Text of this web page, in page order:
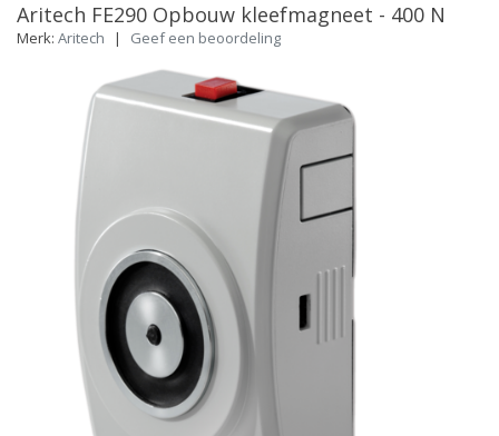
Aritech FE290 Opbouw kleefmagneet - 400 N
Merk: Aritech | Geef een beoordeling